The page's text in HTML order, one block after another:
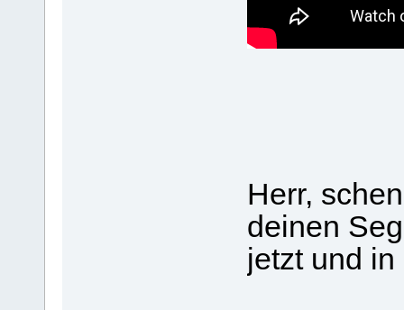
Herr,
deinen
jetzt und